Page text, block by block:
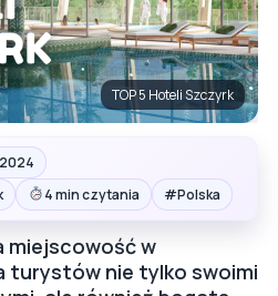
TOP 5 Hoteli Szczyrk
4 min czytania #Polska
miejscowość w
turystów nie tylko swoimi